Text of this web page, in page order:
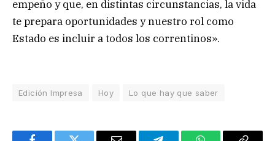
empeño y que, en distintas circunstancias, la vida
te prepara oportunidades y nuestro rol como
Estado es incluir a todos los correntinos».
Edición Impresa Hoy Lo que hay que saber